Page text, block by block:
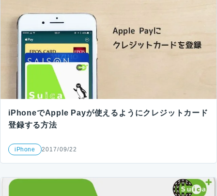
iPhoneでApple Payが使えるようにクレジットカード
登録する方法
iPhone 2017/09/22